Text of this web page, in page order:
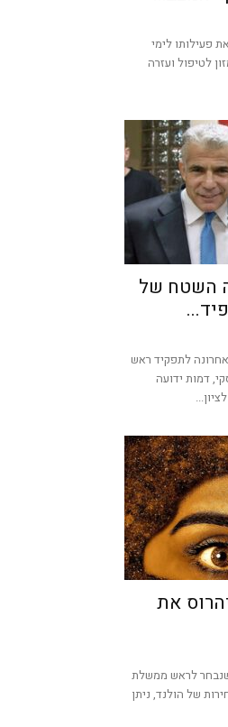
פעילותו לימי
לטיפול ועזרה
השטח של
לתפקיד ראש
דמות ידועה
את
שנבחר לראש ממשלת
של הולנד, ניתן